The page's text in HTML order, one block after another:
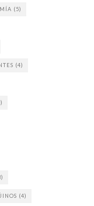
(5)
(4)
(4)